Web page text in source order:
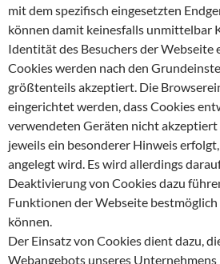
mit dem spezifisch eingesetzten
können damit keinesfalls unmittelbar
Identität des Besuchers der Webseite
Cookies werden nach den
größtenteils akzeptiert. Die
eingerichtet werden, dass Cookies
verwendeten Geräten nicht akzeptiert
jeweils ein besonderer Hinweis
angelegt wird. Es wird allerdings
Deaktivierung von Cookies dazu
Funktionen der Webseite
können.
Der Einsatz von Cookies dient dazu,
Webangebots unseres